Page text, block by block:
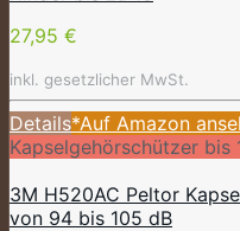
27,95 €
inkl. gesetzlicher MwSt.
Details*Auf Amazon
Kapselgehörschützer bis
3M H520AC Peltor
von 94 bis 105 dB